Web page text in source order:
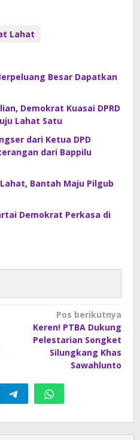
Lahat
Besar Dapatkan
Demokrat Kuasai DPRD
Lahat Satu
dari Ketua DPD
dari Bappilu
Bantah Maju Pilgub
Demokrat Perkasa di
Pos berikutnya
Keren! PTBA Dukung
Pelestarian Songket
Silungkang Khas
Sawahlunto